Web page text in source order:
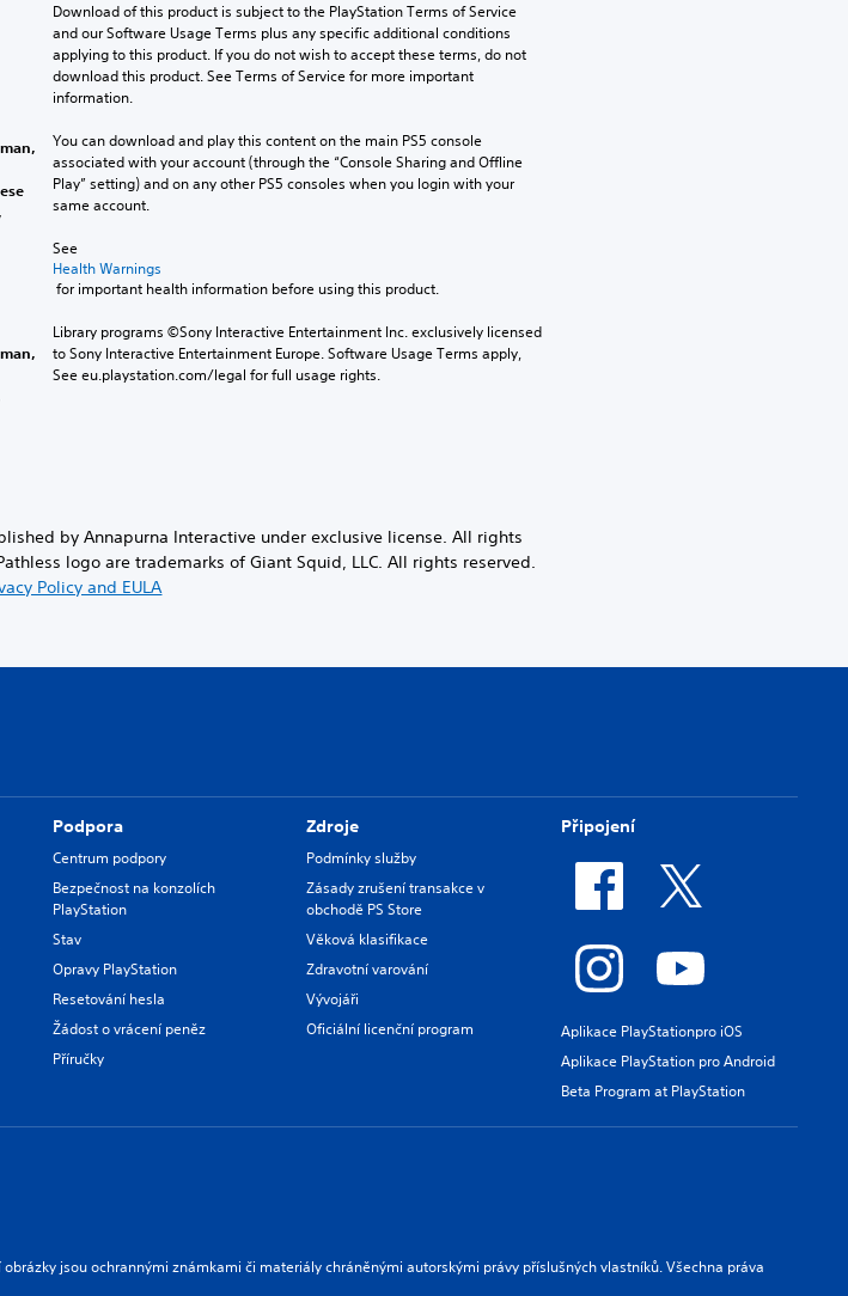
Download of this product is subject to the PlayStation Terms of Service
and our Software Usage Terms plus any specific additional conditions
applying to this product. If you do not wish to accept these terms, do not
download this product. See Terms of Service for more important
information.
You can download and play this content on the main PS5 console
associated with your account (through the “Console Sharing and Offline
Play” setting) and on any other PS5 consoles when you login with your
same account.
See
Health Warnings
for important health information before using this product.
Library programs ©Sony Interactive Entertainment Inc. exclusively licensed
to Sony Interactive Entertainment Europe. Software Usage Terms apply,
See eu.playstation.com/legal for full usage rights.
by Annapurna Interactive under exclusive license. All rights
logo are trademarks of Giant Squid, LLC. All rights reserved.
Policy and EULA
Podpora
Centrum podpory
Bezpečnost na konzolích
PlayStation
Stav
Opravy PlayStation
Resetování hesla
Žádost o vrácení peněz
Příručky
Zdroje
Podmínky služby
Zásady zrušení transakce v
obchodě PS Store
Věková klasifikace
Zdravotní varování
Vývojáři
Oficiální licenční program
Připojení
Aplikace PlayStationpro iOS
Aplikace PlayStation pro Android
Beta Program at PlayStation
jsou ochrannými známkami či materiály chráněnými autorskými právy příslušných vlastníků. Všechna práva